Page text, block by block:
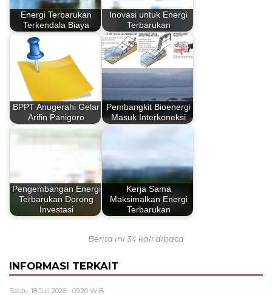
Energi Terbarukan
Terkendala Biaya
Inovasi untuk Energi
Terbarukan
BPPT Anugerahi Gelar
Arifin Panigoro
Pembangkit Bioenergi
Masuk Interkoneksi
Pengembangan Energi
Terbarukan Dorong
Investasi
Kerja Sama
Maksimalkan Energi
Terbarukan
Berita ini 34 kali dibaca
INFORMASI TERKAIT
Sabtu, 18 Juli 2026 - 09:20 WIB